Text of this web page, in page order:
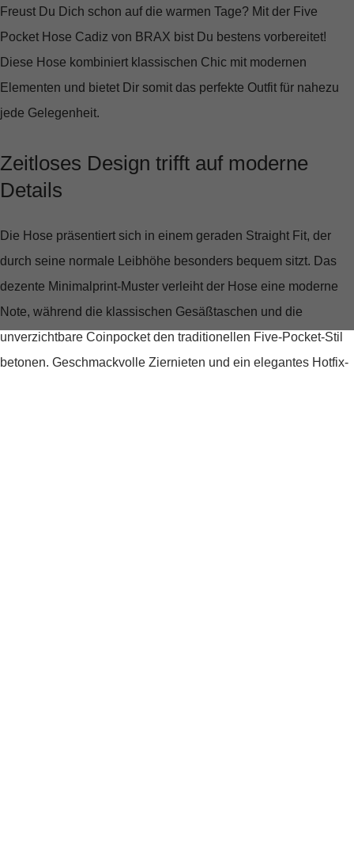
Freust Du Dich schon auf die warmen Tage? Mit der Five
Pocket Hose Cadiz von BRAX bist Du bestens vorbereitet!
Diese Hose kombiniert klassischen Chic mit modernen
Elementen und bietet Dir somit das perfekte Outfit für nahezu
jede Gelegenheit.
Zeitloses Design trifft auf moderne
Details
Die Hose präsentiert sich in einem geraden Straight Fit, der
durch seine normale Leibhöhe besonders bequem sitzt. Das
dezente Minimalprint-Muster verleiht der Hose eine moderne
Note, während die klassischen Gesäßtaschen und die
unverzichtbare Coinpocket den traditionellen Five-Pocket-Stil
betonen. Geschmackvolle Ziernieten und ein elegantes Hotfix-